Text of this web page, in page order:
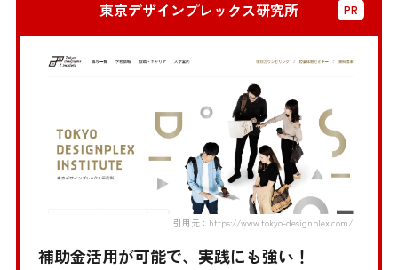
東京デザインプレックス研究所
引用元：https://www.tokyo-designplex.com/
補助金活用が可能で、実践にも強い！